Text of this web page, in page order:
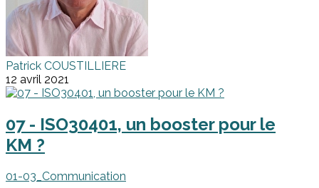
Patrick COUSTILLIERE
12 avril 2021
07 - ISO30401, un booster pour le
KM ?
01-03_Communication